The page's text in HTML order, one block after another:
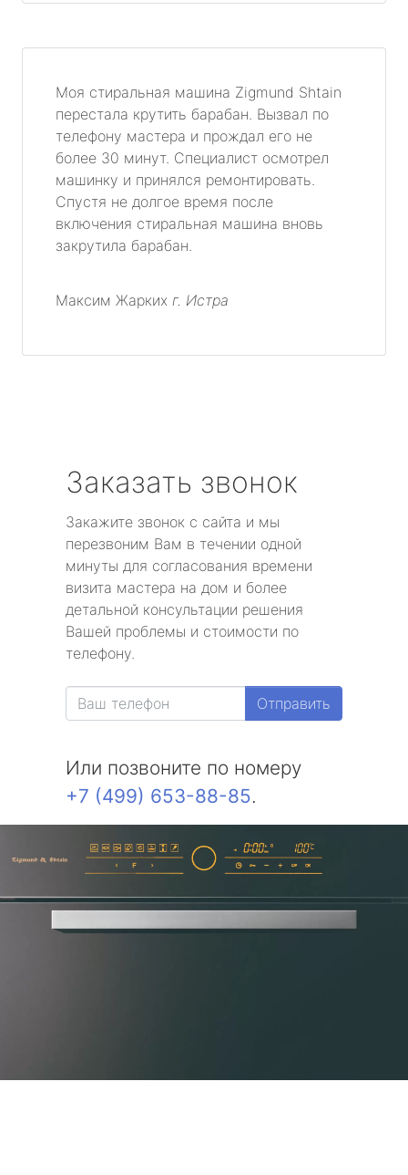
Моя стиральная машина Zigmund Shtain
перестала крутить барабан. Вызвал по
телефону мастера и прождал его не
более 30 минут. Специалист осмотрел
машинку и принялся ремонтировать.
Спустя не долгое время после
включения стиральная машина вновь
закрутила барабан.
Максим Жарких г. Истра
Заказать звонок
Закажите звонок с сайта и мы
перезвоним Вам в течении одной
минуты для согласования времени
визита мастера на дом и более
детальной консультации решения
Вашей проблемы и стоимости по
телефону.
Отправить
Или позвоните по номеру
+7 (499) 653-88-85.